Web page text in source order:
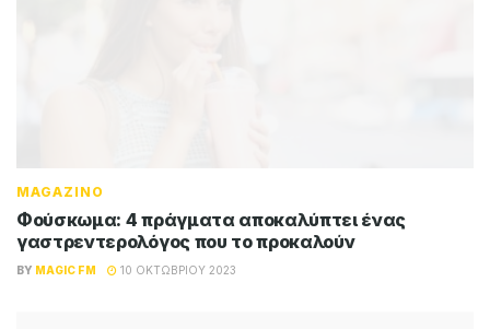
MAGAZINO
Φούσκωμα: 4 πράγματα αποκαλύπτει ένας
γαστρεντερολόγος που το προκαλούν
BY MAGIC FM 10 ΟΚΤΩΒΡΊΟΥ 2023